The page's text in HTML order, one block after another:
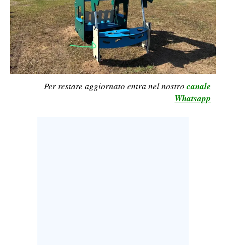
SERVIZI ALLE IMPRESE
LAVORO
BANDI
SPORT IN SARDEGNA
Per restare aggiornato entra nel nostro canale
Whatsapp